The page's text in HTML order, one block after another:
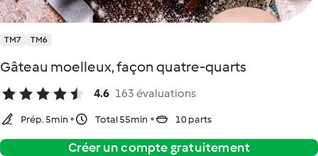
TM7 TM6
Gâteau moelleux, façon quatre-quarts
4.6 163 évaluations
Prép. 5min Total 55min 10 parts
Créer un compte gratuitement